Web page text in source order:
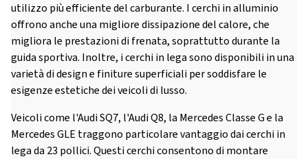
utilizzo più efficiente del carburante. I cerchi in alluminio
offrono anche una migliore dissipazione del calore, che
migliora le prestazioni di frenata, soprattutto durante la
guida sportiva. Inoltre, i cerchi in lega sono disponibili in una
varietà di design e finiture superficiali per soddisfare le
esigenze estetiche dei veicoli di lusso.
Veicoli come l'Audi SQ7, l'Audi Q8, la Mercedes Classe G e la
Mercedes GLE traggono particolare vantaggio dai cerchi in
lega da 23 pollici. Questi cerchi consentono di montare